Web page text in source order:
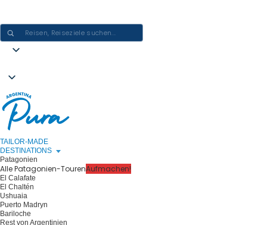
TAILOR-MADE
DESTINATIONS
Patagonien
Alle Patagonien-TourenAufmachen!
El Calafate
El Chaltén
Ushuaia
Puerto Madryn
Bariloche
Rest von Argentinien